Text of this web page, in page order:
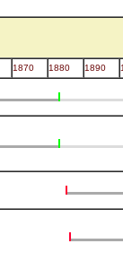
1870 1880 1890